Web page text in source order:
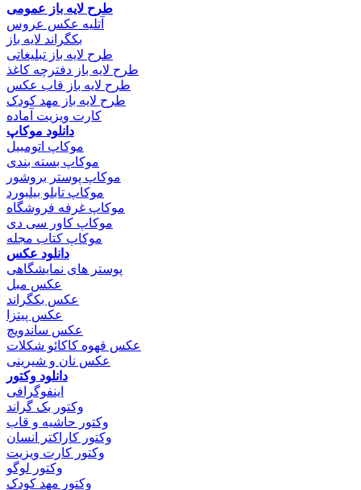
طرح لایه باز عمومی
آتلیه عکس عروس
بکگراند لایه باز
طرح لایه باز تبلیغاتی
طرح لایه باز دفترچه کاغذ
طرح لایه باز قاب عکس
طرح لایه باز مهد کودک
کارت ویزیت آماده
دانلود موکاپ
موکاپ اتومبیل
موکاپ بسته بندی
موکاپ پوستر بروشور
موکاپ تابلو بیلبورد
موکاپ غرفه فروشگاه
موکاپ کاور سی دی
موکاپ کتاب مجله
دانلود عکس
پوستر های نمایشگاهی
عکس مبل
عکس بکگراند
عکس پیتزا
عکس ساندویچ
عکس قهوه کاکائو شکلات
عکس نان و شیرینی
دانلود وکتور
اینفوگرافی
وکتور بک گراند
وکتور حاشیه و قاب
وکتور کاراکتر انسان
وکتور کارت ویزیت
وکتور لوگو
وکتور مهد کودک